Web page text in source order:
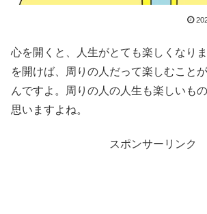
心を開くと、人生がとても楽しくなり
を開けば、周りの人だって楽しむこと
んですよ。周りの人の人生も楽しいも
思いますよね。
スポンサーリンク